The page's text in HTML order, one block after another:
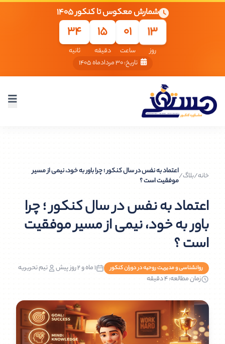
شمارش معکوس تا کنکور ۱۴۰۵
13
روز
01
ساعت
15
دقیقه
33
ثانیه
تاریخ: ۳۰ مردادماه ۱۴۰۵
خانه/بلاگ/اعتماد به‌ نفس در سال کنکور ؛ چرا باور به خود، نیمی از مسیر
موفقیت است ؟
اعتماد به‌ نفس در سال کنکور ؛ چرا
باور به خود، نیمی از مسیر موفقیت
است ؟
روانشناسی و مدیریت روحیه در دوران کنکور 1 ماه و 2 روز پیش
تیم تحریریه
زمان مطالعه: ۴ دقیقه